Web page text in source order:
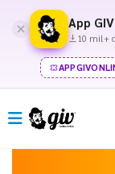
App
10 mil+